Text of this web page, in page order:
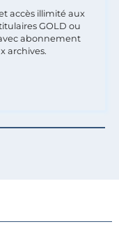
accès illimité aux
GOLD ou
abonnement
archives.